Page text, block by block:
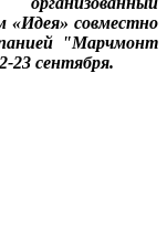
«Идея» совместно
"Марчмонт
23 сентября.